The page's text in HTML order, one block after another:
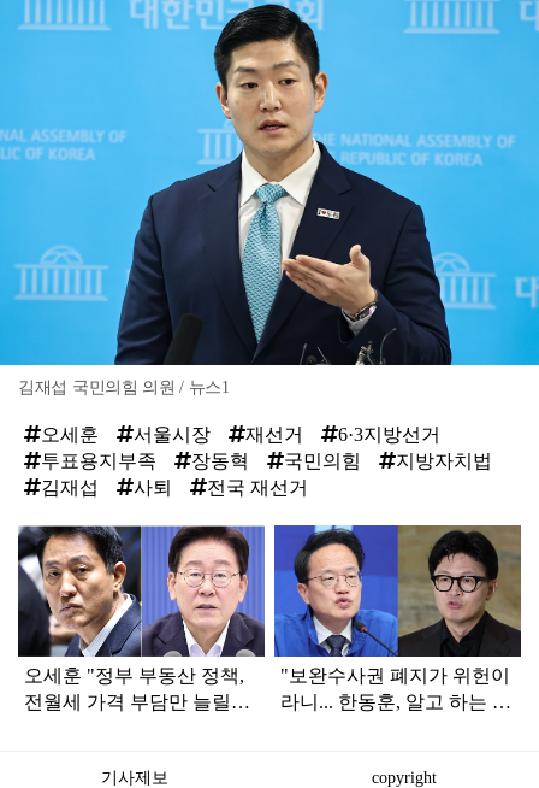
김재섭 국민의힘 의원 / 뉴스1
오세훈 서울시장 재선거
6·3지방선거
투표용지부족
장동혁 국민의힘
지방자치법
김재섭
사퇴 전국 재선거
탑
라
인
오세훈 "정부 부동산 정책,
전월세 가격 부담만 늘릴
"보완수사권 폐지가 위헌이
라니... 한동훈, 알고 하는 말
기사제보 copyright